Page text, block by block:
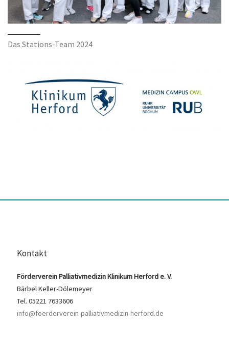
Das Stations-Team 2024
Kontakt
Förderverein Palliativmedizin Klinikum Herford e. V.
Bärbel Keller-Dölemeyer
Tel. 05221 7633606
info@foerderverein-palliativmedizin-herford.de